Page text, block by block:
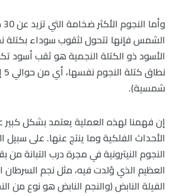
الشمس فإنها تتحول لثقوب سوداء بكتلة
الأسود ذو الكتلة النجمية هو ثقب أسود
شمسية).
إن فهمنا لهذه العملية يعتمد بشكل كبير
الأحداث الفلكية وما ينتج عنها. على سبيل
النجوم النيترونية في مجرة درب التبانة من
العظيم الذي وُلدت فيه، مثل نجم السرطان
الفيلة النابض (والنجم النابض هو نوع من